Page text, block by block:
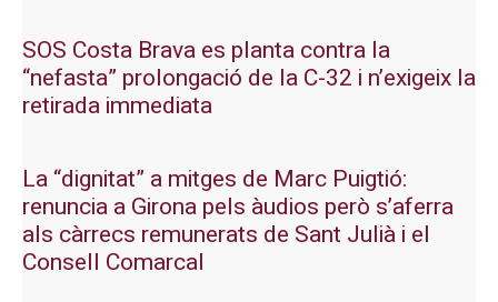
SOS Costa Brava es planta contra la
“nefasta” prolongació de la C-32 i n’exigeix la
retirada immediata
La “dignitat” a mitges de Marc Puigtió:
renuncia a Girona pels àudios però s’aferra
als càrrecs remunerats de Sant Julià i el
Consell Comarcal